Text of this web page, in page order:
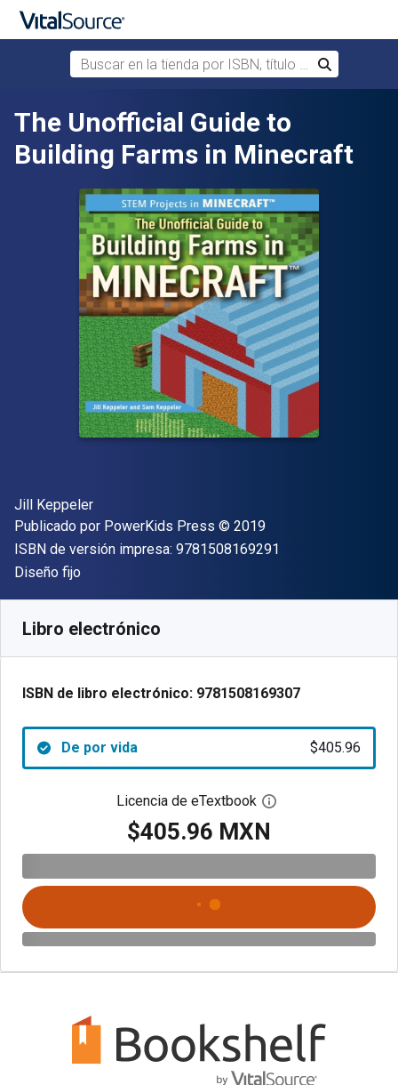
Saltar al contenido principal
Buscar en la tienda por ISBN, título o autor
Buscar
The Unofficial Guide to
Building Farms in Minecraft
Autor(es)
Jill Keppeler
Editor
Publicado por PowerKids Press Copyright
© 2019
ISBN de versión impresa: 9781508169291
Formato
Diseño fijo
Libro electrónico
ISBN de libro electrónico: 9781508169307
De por vida $405.96
Licencia de eTextbook Abre el cuadro de
$405.96 MXN